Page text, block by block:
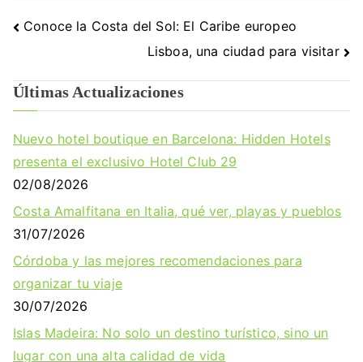
Navegación
entradas
Conoce la Costa del Sol: El Caribe europeo
Lisboa, una ciudad para visitar
Últimas Actualizaciones
Nuevo hotel boutique en Barcelona: Hidden Hotels
presenta el exclusivo Hotel Club 29
02/08/2026
Costa Amalfitana en Italia, qué ver, playas y pueblos
31/07/2026
Córdoba y las mejores recomendaciones para
organizar tu viaje
30/07/2026
Islas Madeira: No solo un destino turístico, sino un
lugar con una alta calidad de vida